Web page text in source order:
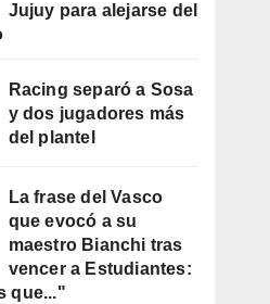
Jujuy para alejarse del
Racing separó a Sosa
y dos jugadores más
del plantel
La frase del Vasco
que evocó a su
maestro Bianchi tras
vencer a Estudiantes:
que..."